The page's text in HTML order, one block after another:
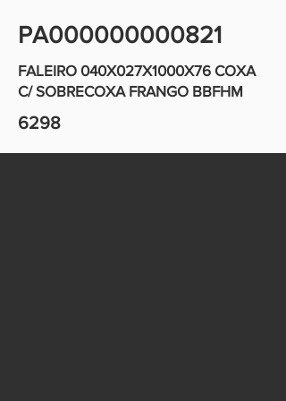
PA000000000821
FALEIRO 040X027X1000X76 COXA
C/ SOBRECOXA FRANGO BBFHM
6298